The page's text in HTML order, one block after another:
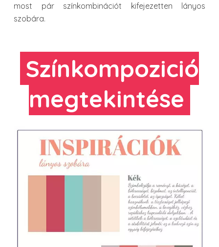
most pár színkombinációt kifejezetten lányos
szobára.
Színkompozició
megtekintése